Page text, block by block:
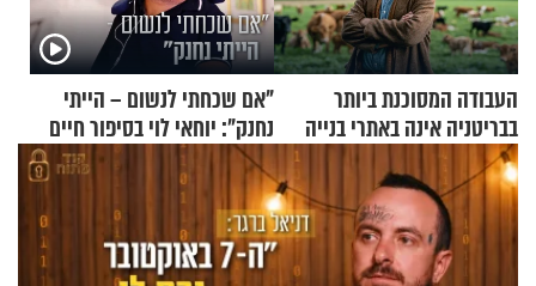
העבודה המסוכנת ביותר
בבריטניה אינה באתרי בנייה
אלא דווקא בשדות
"אם שכחתי לנשום – הייתי
נחנק": יוחאי לוי בסיפור חיים
מעורר השראה